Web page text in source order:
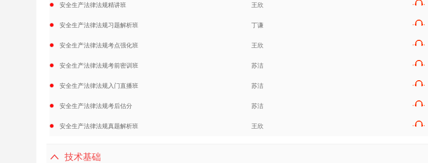
安全生产法律法规精讲班 王欣
安全生产法律法规习题解析班 丁谦
安全生产法律法规考点强化班 王欣
安全生产法律法规考前密训班 苏洁
安全生产法律法规入门直播班 苏洁
安全生产法律法规考后估分 苏洁
安全生产法律法规真题解析班 王欣
技术基础